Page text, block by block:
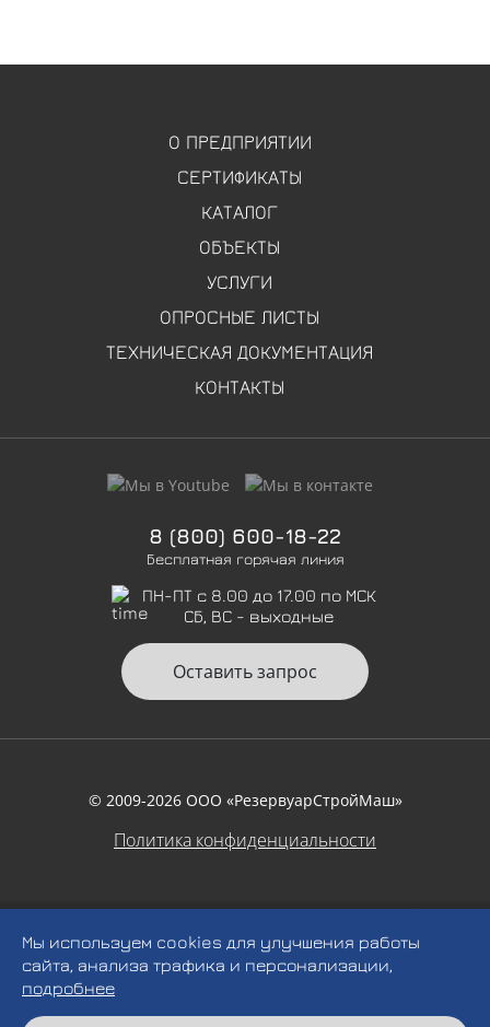
О ПРЕДПРИЯТИИ
СЕРТИФИКАТЫ
КАТАЛОГ
ОБЪЕКТЫ
УСЛУГИ
ОПРОСНЫЕ ЛИСТЫ
ТЕХНИЧЕСКАЯ ДОКУМЕНТАЦИЯ
КОНТАКТЫ
8 (800) 600-18-22
Бесплатная горячая линия
ПН-ПТ с 8.00 до 17.00 по МСК
СБ, ВС - выходные
Оставить запрос
© 2009-2026 ООО «РезервуарСтройМаш»
Политика конфиденциальности
Мы используем cookies для улучшения работы
сайта, анализа трафика и персонализации,
подробнее